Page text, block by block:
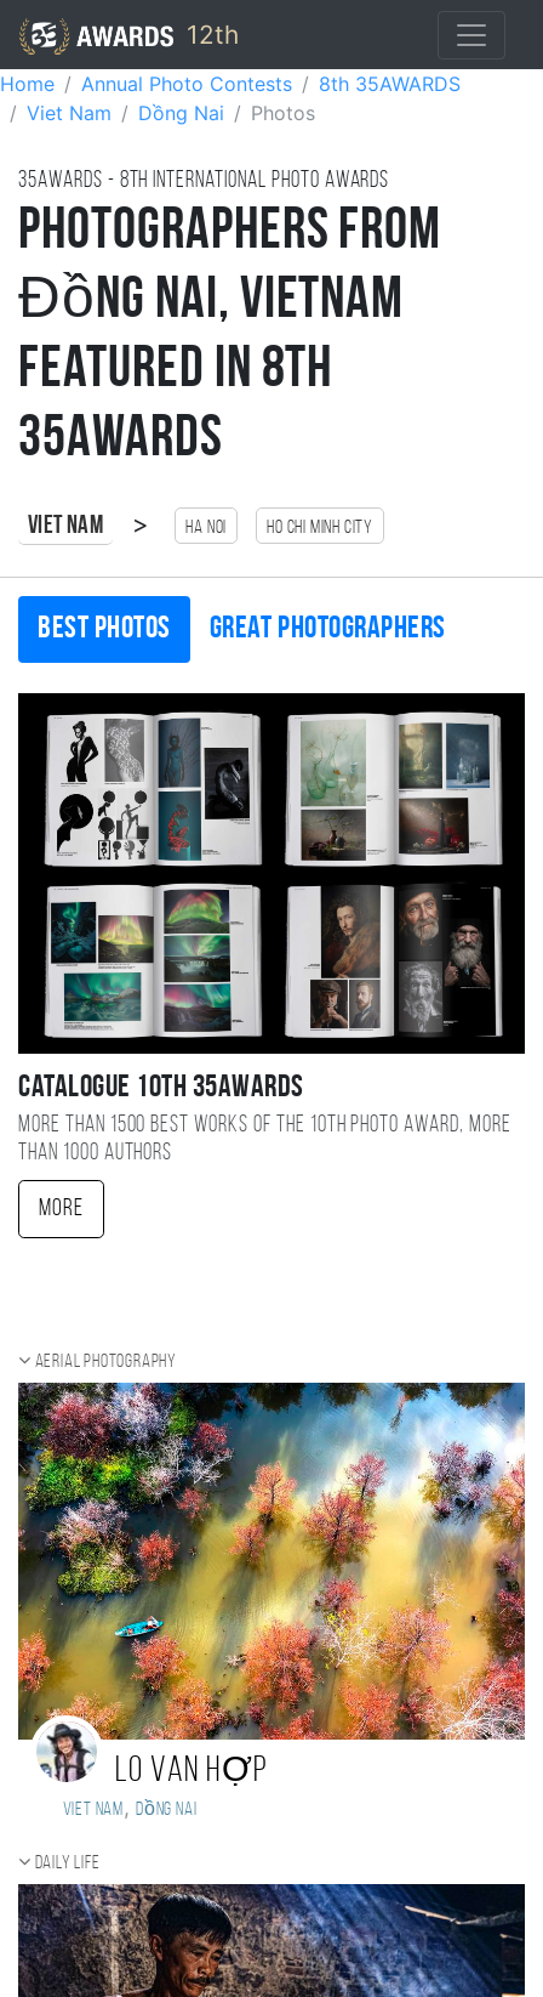
12th
Home Annual Photo Contests
8th 35AWARDS
Viet Nam
Dồng Nai Photos
35AWARDS - 8TH international photo awards
Photographers from
Đồng Nai, Vietnam
Featured in 8th
35AWARDS
Viet Nam > Ha Noi Ho Chi Minh City
Best photos Great photographers
Catalogue 10TH 35AWARDS
More than 1500 best works of the 10TH photo award, more
than 1000 authors
More
Aerial photography
LO VAN HỢP
Viet Nam, Dồng Nai
Daily Life